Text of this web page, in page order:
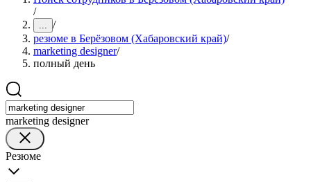
/
... /
резюме в Берёзовом (Хабаровский край)/
marketing designer/
полный день
marketing designer
Резюме